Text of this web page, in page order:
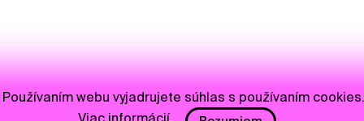
Používaním webu vyjadrujete súhlas s používaním cookies.